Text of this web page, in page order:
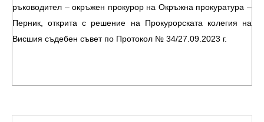
ръководител – окръжен прокурор на Окръжна прокуратура –
Перник, открита с решение на Прокурорската колегия на
Висшия съдебен съвет по Протокол № 34/27.09.2023 г.